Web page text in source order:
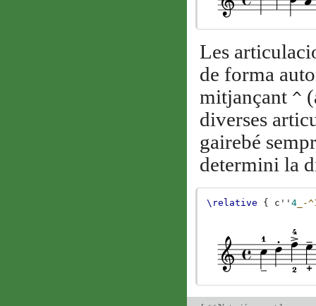
Les
de forma
mitjançant ^
diverses
gairebé
determini la
\relative { c''4 _-